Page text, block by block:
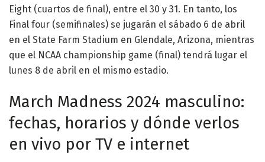
Eight (cuartos de final), entre el 30 y 31. En tanto, los
Final four (semifinales) se jugarán el sábado 6 de abril
en el State Farm Stadium en Glendale, Arizona, mientras
que el NCAA championship game (final) tendrá lugar el
lunes 8 de abril en el mismo estadio.
March Madness 2024 masculino:
fechas, horarios y dónde verlos
en vivo por TV e internet